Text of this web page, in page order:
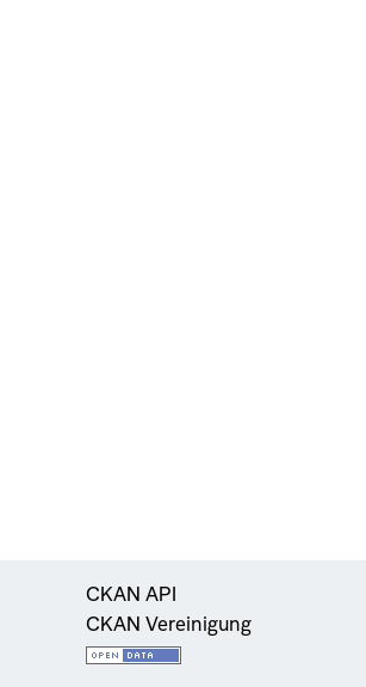
CKAN API
CKAN Vereinigung